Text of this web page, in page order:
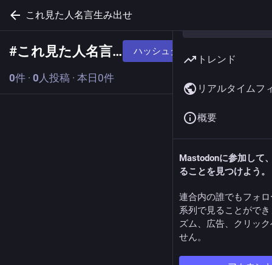
これ見た人名言生み出せ
#これ見た人名言生み出せ ハッシュタグをフォローする
0件 · 0 人投稿 · 本日0件
トレンド
リアルタイムフ
概要
Mastodonに参加して
ることを見つけよう。
連合内の誰でもフォ
系列で見ることがで
ズム、広告、クリッ
せん。